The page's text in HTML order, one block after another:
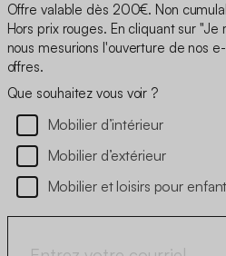
Offre valable dès 200€. Non
Hors prix rouges. En cliquant sur
nous mesurions l'ouverture de nos
offres.
Que souhaitez vous voir ?
Mobilier d’intérieur
Mobilier d’extérieur
Mobilier et loisirs pour